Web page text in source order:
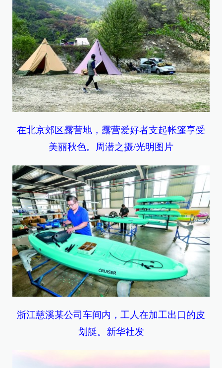
在北京郊区露营地，露营爱好者支起帐篷享受
美丽秋色。周潜之摄/光明图片
浙江慈溪某公司车间内，工人在加工出口的皮
划艇。新华社发